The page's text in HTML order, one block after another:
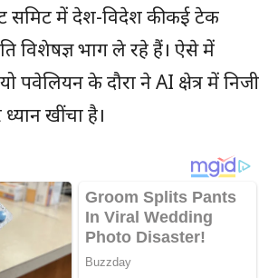
समिट में देश-विदेश की कई टेक
विशेषज्ञ भाग ले रहे हैं। ऐसे में
पवेलियन के दौरा ने AI क्षेत्र में निजी
ध्यान खींचा है।